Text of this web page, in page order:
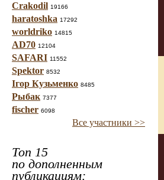
Crakodil 19166
haratoshka 17292
worldriko 14815
AD70 12104
SAFARI 11552
Spektor 8532
Ігор Кузьменко 8485
Рыбак 7377
fischer 6098
Все участники >>
Топ 15
по дополненным
публикациям: